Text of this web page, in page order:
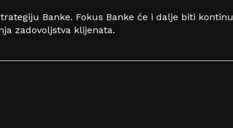
Banke. Fokus Banke će i dalje biti
zadovoljstva klijenata.